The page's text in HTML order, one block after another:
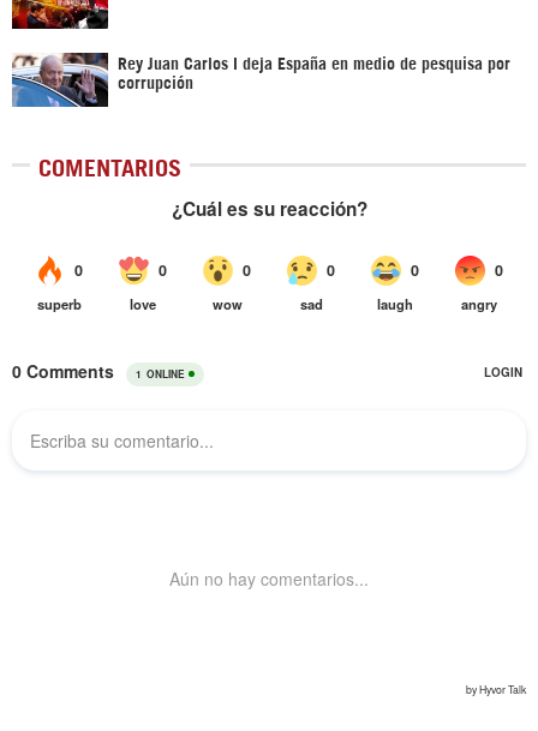
Rey Juan Carlos I deja España en medio de pesquisa por
corrupción
COMENTARIOS